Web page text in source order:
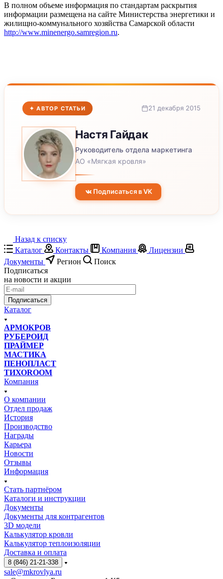
В полном объеме информация по стандартам раскрытия
информации размещена на сайте Министерства энергетики и
жилищно-коммунального хозяйства Самарской области
http://www.minenergo.samregion.ru.
✦ АВТОР СТАТЬИ 21 декабря 2015
Настя Гайдак
Руководитель отдела маркетинга
АО «Мягкая кровля»
Подписаться в VK
Назад к списку
Каталог
Контакты Компания
Лицензии
Документы
Регион
Поиск
Подписаться
на новости и акции
Подписаться
Каталог
АРМОКРОВ
РУБЕРОИД
ПРАЙМЕР
МАСТИКА
ПЕНОПЛАСТ
ТИХОROOM
Компания
О компании
Отдел продаж
История
Производство
Награды
Карьера
Новости
Отзывы
Информация
Стать партнёром
Каталоги и инструкции
Документы
Документы для контрагентов
3D модели
Калькулятор кровли
Калькулятор теплоизоляции
Доставка и оплата
8 (846) 21-21-338
sale@mkrovlya.ru